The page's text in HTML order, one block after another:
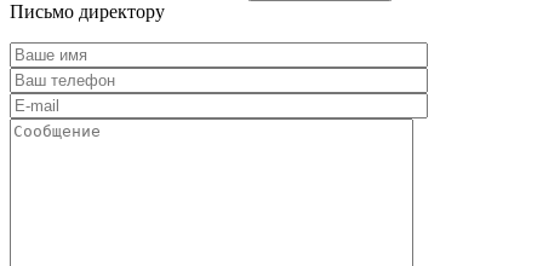
Письмо директору